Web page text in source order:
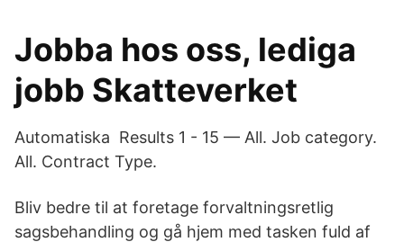
Jobba hos oss, lediga
jobb Skatteverket
Automatiska Results 1 - 15 — All. Job category.
All. Contract Type.
Bliv bedre til at foretage forvaltningsretlig
sagsbehandling og gå hjem med tasken fuld af